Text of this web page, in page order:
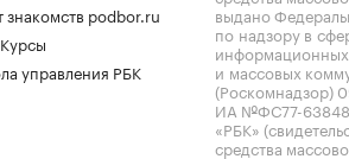
знакомств podbor.ru
управления РБК
выдано
по надзору в
информационных
и массовых
(Роскомнадзор)
ИА №ФС77-63848)
«РБК»
средства